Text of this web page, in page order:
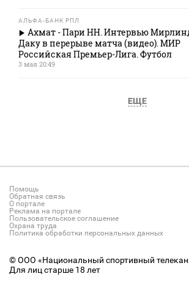
АЛЬФА-БАНК РПЛ
Ахмат - Пари НН. Интервью
Даку в перерыве матча (видео). МИР
Российская Премьер-Лига. Футбол
3 мая 20:49
ЕЩЕ
Помощь
Обратная связь
О портале
Реклама на портале
Пользовательское соглашение
Охрана труда
Политика обработки персональных данных
© ООО «Национальный спортивный
Для лиц старше 18 лет